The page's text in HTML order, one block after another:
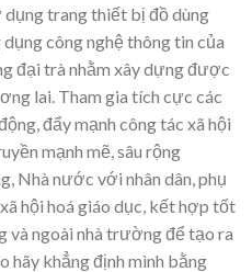
trang thiết bị đồ dùng
công nghệ thông tin của
đại trà nhằm xây dựng được
lai. Tham gia tích cực các
đẩy mạnh công tác xã hội
mạnh mẽ, sâu rộng
Nhà nước với nhân dân, phụ
hội hoá giáo dục, kết hợp tốt
và ngoài nhà trường để tạo ra
hãy khẳng định mình bằng